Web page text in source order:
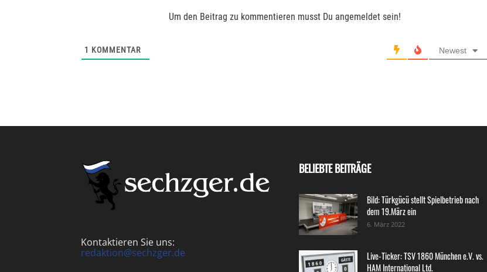
Um den Beitrag zu kommentieren musst Du angemeldet sein!
1 KOMMENTAR Newest
Kontaktieren Sie uns:
redaktion@sechzger.de
BELIEBTE BEITRÄGE
Bild: Türkgücü stellt Spielbetrieb nach
dem 19.März ein
6. März 2022
Live-Ticker: TSV 1860 München e.V. vs.
HAM International Ltd.